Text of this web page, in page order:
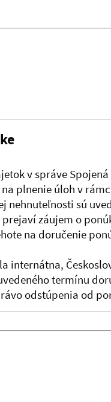
v správe
plnenie úloh v
nehnuteľnosti sú
záujem o
na doručenie
internátna,
termínu
odstúpenia od